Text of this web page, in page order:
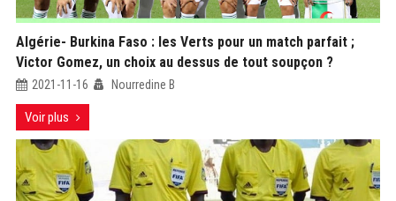
Algérie- Burkina Faso : les Verts pour un match parfait ;
Victor Gomez, un choix au dessus de tout soupçon ?
2021-11-16 Nourredine B
Voir plus